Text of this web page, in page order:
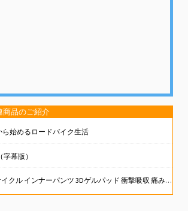
商品のご紹介
ら始めるロードバイク生活
幕版）
ッド 衝撃吸収 痛み軽減 自転車用 レーサーパンツ スポーツ メンズ 伸縮性 柔軟性 速乾 通気性 吸汗 サイクルウェア マウンテンバイク (JP, アルファベット, L, ブルー)